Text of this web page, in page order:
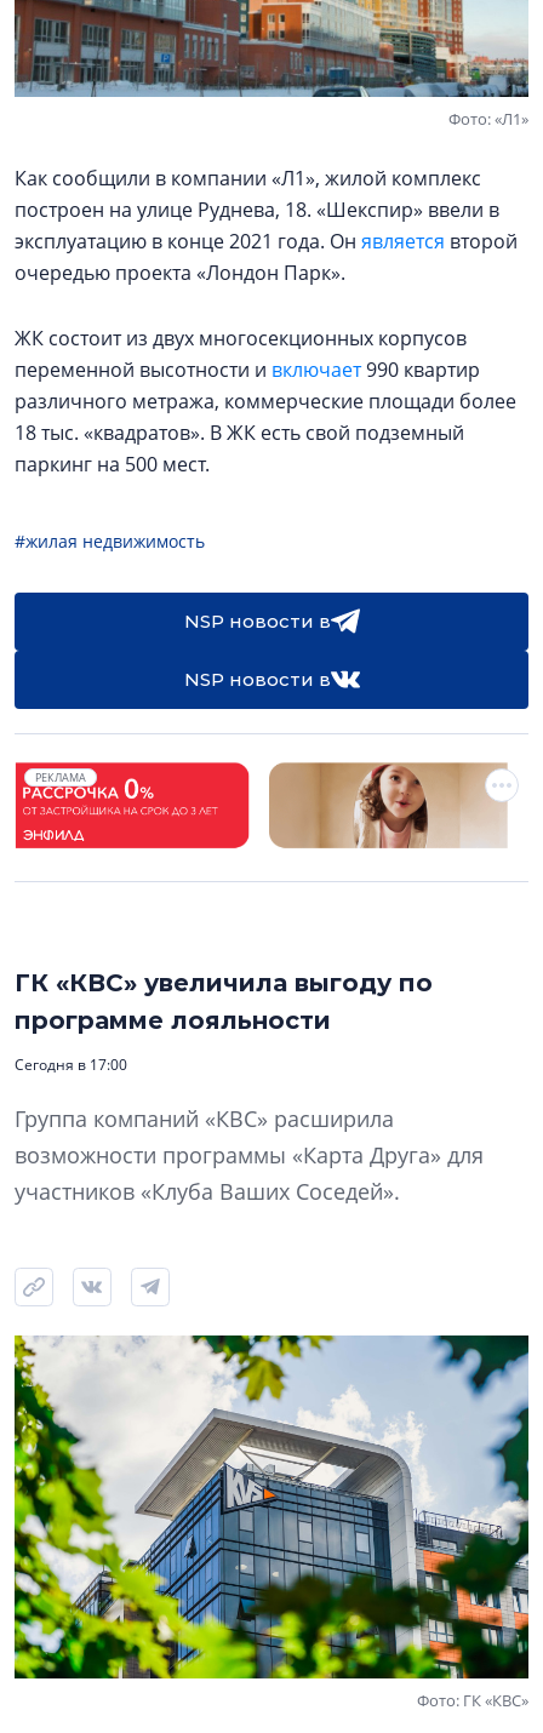
Фото: «Л1»
Как сообщили в компании «Л1», жилой комплекс
построен на улице Руднева, 18. «Шекспир» ввели в
эксплуатацию в конце 2021 года. Он является второй
очередью проекта «Лондон Парк».
ЖК состоит из двух многосекционных корпусов
переменной высотности и включает990 квартир
различного метража, коммерческие площади более
18 тыс. «квадратов». В ЖК есть свой подземный
паркинг на 500 мест.
#жилая недвижимость
NSP новости в
NSP новости в
РЕКЛАМА
ГК «КВС» увеличила выгоду по
программе лояльности
Сегодня в 17:00
Группа компаний «КВС» расширила
возможности программы «Карта Друга» для
участников «Клуба Ваших Соседей».
Фото: ГК «КВС»